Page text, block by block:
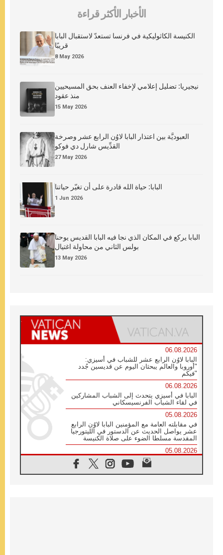
الأخبار الأكثر قراءة
الكنيسة الكاثوليكية في فرنسا تستعدّ لاستقبال البابا
قريبًا
8 May 2026
نيجيريا: تضليل إعلامي لإخفاء العنف بحق المسيحيين
منذ عقود
15 May 2026
العبوديَّة بين اعتذار البابا لاوُن الرابع عشر وصرخة
القدِّيس شارل دي فوكو
27 May 2026
البابا: حياة الله قادرة على أن تغيّر حياتنا
1 Jun 2026
البابا يركع في المكان الذي نجا فيه البابا القديس يوحنا
بولس الثاني من محاولة اغتيال
13 May 2026
06.08.2026
البابا لاوُن الرابع عشر للشباب في أسيزي:
"أوروبا والعالم يبحثان اليوم عن قديسين جُدد
فيكم"
06.08.2026
البابا في أسيزي يتحدث إلى الشباب المشاركين
في لقاء الشباب الفرنسيسكاني
05.08.2026
في مقابلته العامة مع المؤمنين البابا لاوُن الرابع
عشر يواصل الحديث عن الدستور في الليتورجيا
المقدسة مسلطا الضوء على صلاة الكنيسة
05.08.2026
البابا لاوُن الرابع عشر يزور في تشرين الثاني